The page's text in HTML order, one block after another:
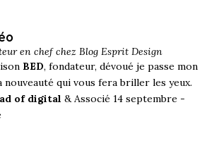
en chef chez Blog Esprit Design
BED, fondateur, dévoué je passe mon
nouveauté qui vous fera briller les yeux.
of digital & Associé 14 septembre -